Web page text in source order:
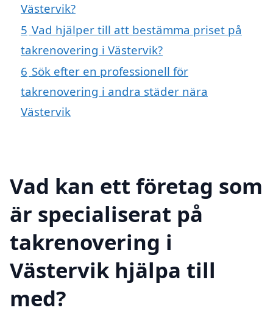
Västervik?
5 Vad hjälper till att bestämma priset på
takrenovering i Västervik?
6 Sök efter en professionell för
takrenovering i andra städer nära
Västervik
Vad kan ett företag som
är specialiserat på
takrenovering i
Västervik hjälpa till
med?